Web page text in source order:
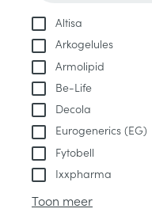
Altisa
Arkogelules
Armolipid
Be-Life
Decola
Eurogenerics (EG)
Fytobell
Ixxpharma
Toon meer